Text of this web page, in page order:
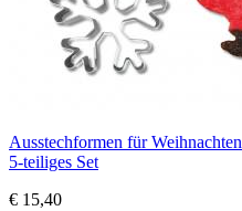
Ausstechformen für Weihnachten
5-teiliges Set
€ 15,40